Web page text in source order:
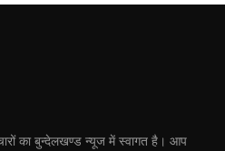
का बुन्देलखण्ड न्यूज में स्वागत है। आप